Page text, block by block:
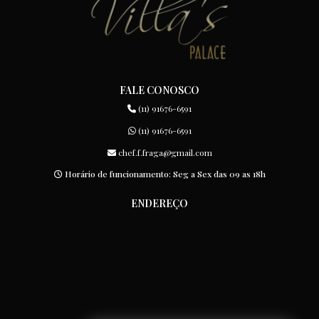
EVENTO INESQUECÍVEL
FALE CONOSCO
(11) 91676-6591
(11) 91676-6591
chef.f.fraga@gmail.com
Horário de funcionamento: Seg a Sex das 09 as 18h
ENDEREÇO